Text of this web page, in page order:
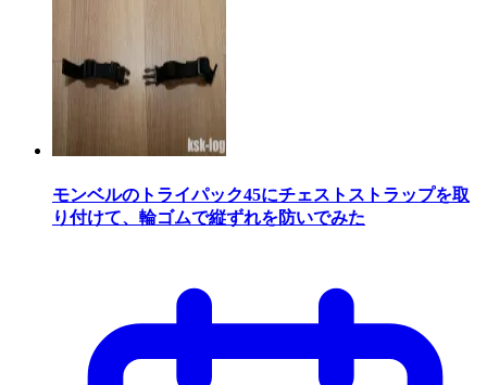
モンベルのトライパック45にチェストストラップを取
り付けて、輪ゴムで縦ずれを防いでみた